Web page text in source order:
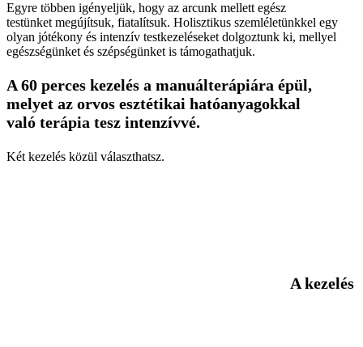
Egyre többen igényeljük, hogy az arcunk mellett egész
testünket megújítsuk, fiatalítsuk. Holisztikus szemléletünkkel egy
olyan jótékony és intenzív testkezeléseket dolgoztunk ki, mellyel
egészségünket és szépségünket is támogathatjuk.
A 60 perces kezelés a manuálterápiára épül,
melyet az orvos esztétikai hatóanyagokkal
való terápia tesz intenzívvé.
Két kezelés közül választhatsz.
A kezelés